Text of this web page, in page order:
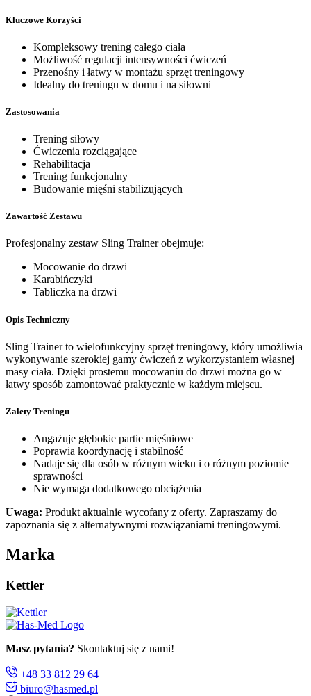
Kluczowe Korzyści
Kompleksowy trening całego ciała
Możliwość regulacji intensywności ćwiczeń
Przenośny i łatwy w montażu sprzęt treningowy
Idealny do treningu w domu i na siłowni
Zastosowania
Trening siłowy
Ćwiczenia rozciągające
Rehabilitacja
Trening funkcjonalny
Budowanie mięśni stabilizujących
Zawartość Zestawu
Profesjonalny zestaw Sling Trainer obejmuje:
Mocowanie do drzwi
Karabińczyki
Tabliczka na drzwi
Opis Techniczny
Sling Trainer to wielofunkcyjny sprzęt treningowy, który umożliwia
wykonywanie szerokiej gamy ćwiczeń z wykorzystaniem własnej
masy ciała. Dzięki prostemu mocowaniu do drzwi można go w
łatwy sposób zamontować praktycznie w każdym miejscu.
Zalety Treningu
Angażuje głębokie partie mięśniowe
Poprawia koordynację i stabilność
Nadaje się dla osób w różnym wieku i o różnym poziomie
sprawności
Nie wymaga dodatkowego obciążenia
Uwaga: Produkt aktualnie wycofany z oferty. Zapraszamy do
zapoznania się z alternatywnymi rozwiązaniami treningowymi.
Marka
Kettler
Masz pytania? Skontaktuj się z nami!
+48 33 812 29 64
biuro@hasmed.pl